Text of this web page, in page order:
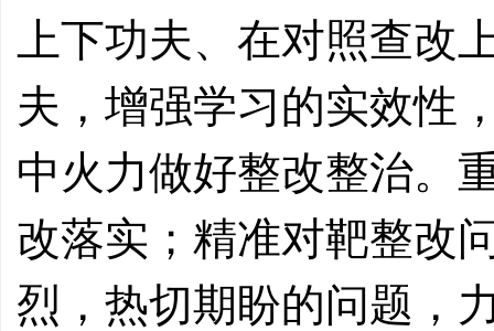
上下功夫、在对照查改
夫，增强学习的实效性
中火力做好整改整治。
改落实；精准对靶整改
烈，热切期盼的问题，